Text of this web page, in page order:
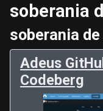
soberania
soberania
Adeus
Codeberg